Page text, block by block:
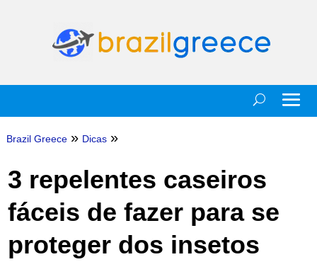
Brazil Greece » Dicas »
3 repelentes caseiros
fáceis de fazer para se
proteger dos insetos